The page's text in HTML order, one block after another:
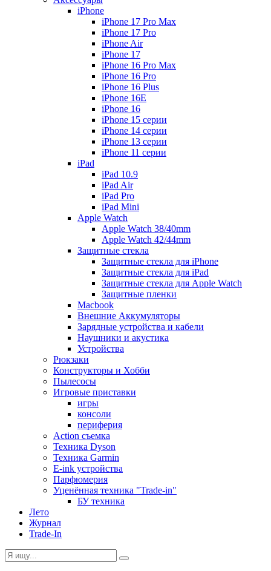
iPhone
iPhone 17 Pro Max
iPhone 17 Pro
iPhone Air
iPhone 17
iPhone 16 Pro Max
iPhone 16 Pro
iPhone 16 Plus
iPhone 16E
iPhone 16
iPhone 15 серии
iPhone 14 серии
iPhone 13 серии
iPhone 11 серии
iPad
iPad 10.9
iPad Air
iPad Pro
iPad Mini
Apple Watch
Apple Watch 38/40mm
Apple Watch 42/44mm
Защитные стекла
Защитные стекла для iPhone
Защитные стекла для iPad
Защитные стекла для Apple Watch
Защитные пленки
Macbook
Внешние Аккумуляторы
Зарядные устройства и кабели
Наушники и акустика
Устройства
Рюкзаки
Конструкторы и Хобби
Пылесосы
Игровые приставки
игры
консоли
периферия
Action съемка
Техника Dyson
Техника Garmin
E-ink устройства
Парфюмерия
Уценённая техника "Trade-in"
БУ техника
Лето
Журнал
Trade-In